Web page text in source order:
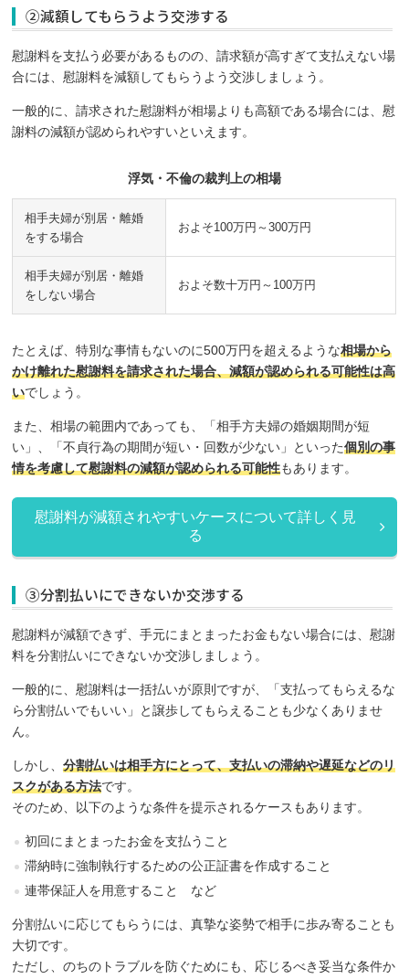
②減額してもらうよう交渉する
慰謝料を支払う必要があるものの、請求額が高すぎて支払えない場
合には、慰謝料を減額してもらうよう交渉しましょう。
一般的に、請求された慰謝料が相場よりも高額である場合には、慰
謝料の減額が認められやすいといえます。
浮気・不倫の裁判上の相場
相手夫婦が別居・離婚
をする場合
およそ100万円～300万円
相手夫婦が別居・離婚
をしない場合
およそ数十万円～100万円
たとえば、特別な事情もないのに500万円を超えるような相場から
かけ離れた慰謝料を請求された場合、減額が認められる可能性は高
いでしょう。
また、相場の範囲内であっても、「相手方夫婦の婚姻期間が短
い」、「不貞行為の期間が短い・回数が少ない」といった個別の事
情を考慮して慰謝料の減額が認められる可能性もあります。
慰謝料が減額されやすいケースについて詳しく見
る
③分割払いにできないか交渉する
慰謝料が減額できず、手元にまとまったお金もない場合には、慰謝
料を分割払いにできないか交渉しましょう。
一般的に、慰謝料は一括払いが原則ですが、「支払ってもらえるな
ら分割払いでもいい」と譲歩してもらえることも少なくありませ
ん。
しかし、分割払いは相手方にとって、支払いの滞納や遅延などのリ
スクがある方法です。
そのため、以下のような条件を提示されるケースもあります。
初回にまとまったお金を支払うこと
滞納時に強制執行するための公正証書を作成すること
連帯保証人を用意すること など
分割払いに応じてもらうには、真摯な姿勢で相手に歩み寄ることも
大切です。
ただし、のちのトラブルを防ぐためにも、応じるべき妥当な条件か